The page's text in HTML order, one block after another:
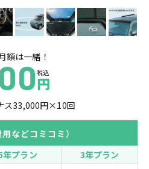
額は一緒！
税込
円
ス33,000円×10回
などコミコミ）
年プラン 3年プラン